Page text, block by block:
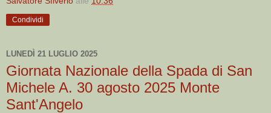
Condividi
LUNEDÌ 21 LUGLIO 2025
Giornata Nazionale della Spada di San
Michele A. 30 agosto 2025 Monte
Sant'Angelo